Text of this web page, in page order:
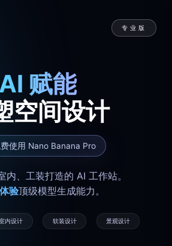
专业版
AI 赋能
空间设计
使用 Nano Banana Pro
内、工装打造的 AI 工作站。
验顶级模型生成能力。
内设计 软装设计 景观设计